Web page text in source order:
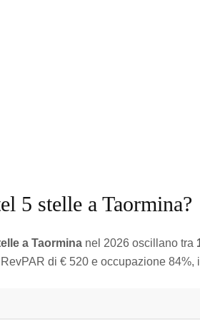
5 stelle a Taormina?
a Taormina nel 2026 oscillano tra
di € 520 e occupazione 84%,